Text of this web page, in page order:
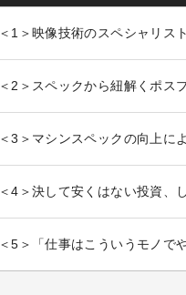
＜1＞映像技術のスペシャリス
＜2＞スペックから紐解くポス
＜3＞マシンスペックの向上に
＜4＞決して安くはない投資、
＜5＞「仕事はこういうモノで